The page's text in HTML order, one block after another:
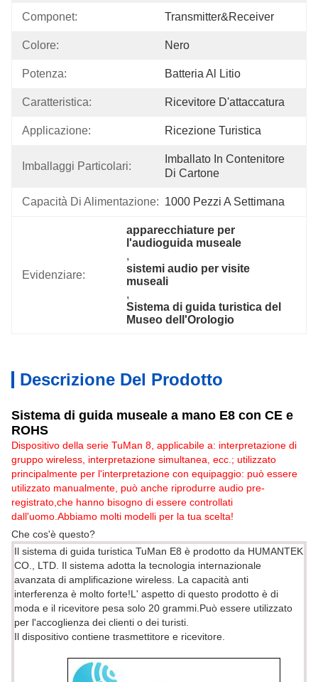
Componet: Transmitter&Receiver
Colore: Nero
Potenza: Batteria Al Litio
Caratteristica: Ricevitore D'attaccatura
Applicazione: Ricezione Turistica
Imballaggi Particolari:
Imballato In Contenitore
Di Cartone
Capacità Di Alimentazione: 1000 Pezzi A Settimana
Evidenziare:
apparecchiature per
l'audioguida museale
,
sistemi audio per visite
museali
,
Sistema di guida turistica del
Museo dell'Orologio
Descrizione Del Prodotto
Sistema di guida museale a mano E8 con CE e
ROHS
Dispositivo della serie TuMan 8, applicabile a: interpretazione di
gruppo wireless, interpretazione simultanea, ecc.; utilizzato
principalmente per l'interpretazione con equipaggio: può essere
utilizzato manualmente, può anche riprodurre audio pre-
registrato,che hanno bisogno di essere controllati
dall'uomo.Abbiamo molti modelli per la tua scelta!
Che cos'è questo?
Il sistema di guida turistica TuMan E8 è prodotto da HUMANTEK
CO., LTD. Il sistema adotta la tecnologia internazionale
avanzata di amplificazione wireless. La capacità anti
interferenza è molto forte!L' aspetto di questo prodotto è di
moda e il ricevitore pesa solo 20 grammi.Può essere utilizzato
per l'accoglienza dei clienti o dei turisti.
Il dispositivo contiene trasmettitore e ricevitore.